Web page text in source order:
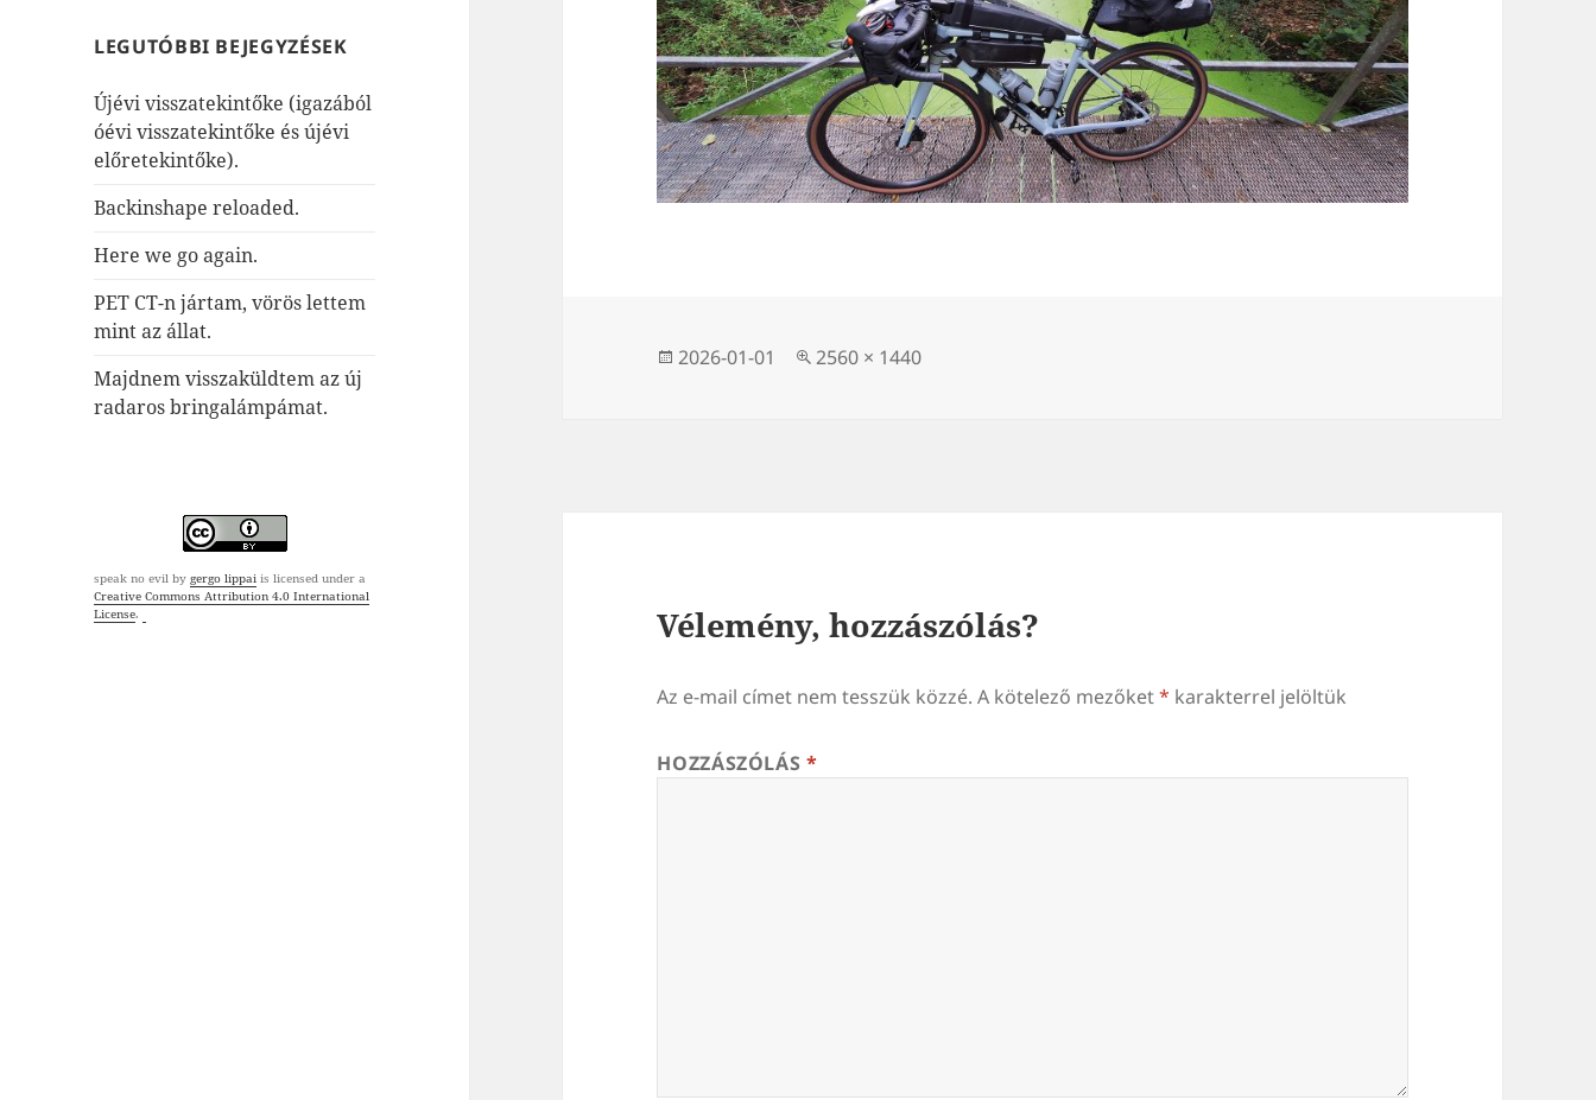
LEGUTÓBBI BEJEGYZÉSEK
Újévi visszatekintőke (igazából
óévi visszatekintőke és újévi
előretekintőke).
Backinshape reloaded.
Here we go again.
PET CT-n jártam, vörös lettem
mint az állat.
Majdnem visszaküldtem az új
radaros bringalámpámat.
speak no evil bygergo lippai is licensed under a
Creative Commons Attribution 4.0 International
License.
Közzétéve
2026-01-01
Teljes
2560 × 1440
Vélemény, hozzászólás?
Az e-mail címet nem tesszük közzé. A kötelező mezőket* karakterrel jelöltük
HOZZÁSZÓLÁS*